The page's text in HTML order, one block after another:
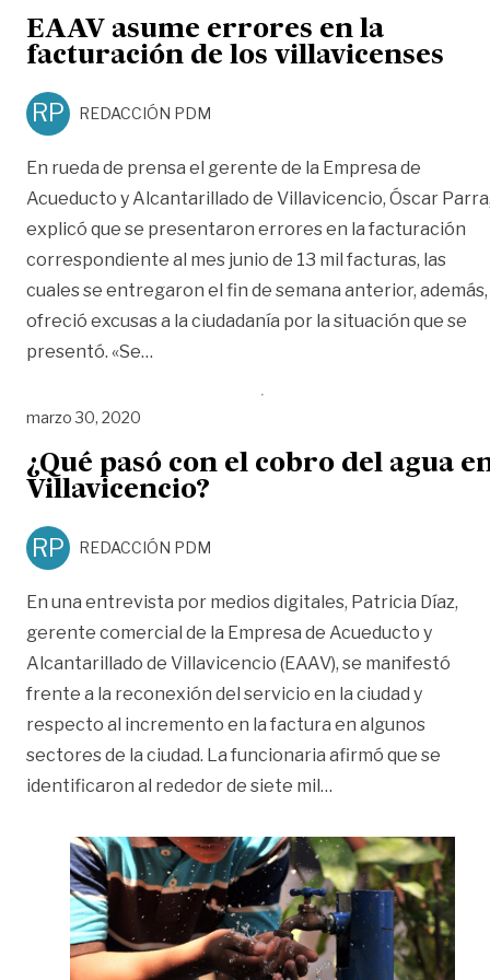
EAAV asume errores en la
facturación de los villavicenses
RP REDACCIÓN PDM
En rueda de prensa el gerente de la Empresa de
Acueducto y Alcantarillado de Villavicencio, Óscar
explicó que se presentaron errores en la facturación
correspondiente al mes junio de 13 mil facturas, las
cuales se entregaron el fin de semana anterior, además,
ofreció excusas a la ciudadanía por la situación que se
presentó. «Se…
marzo 30, 2020
¿Qué pasó con el cobro del agua
Villavicencio?
RP REDACCIÓN PDM
En una entrevista por medios digitales, Patricia Díaz,
gerente comercial de la Empresa de Acueducto y
Alcantarillado de Villavicencio (EAAV), se manifestó
frente a la reconexión del servicio en la ciudad y
respecto al incremento en la factura en algunos
sectores de la ciudad. La funcionaria afirmó que se
identificaron al rededor de siete mil …